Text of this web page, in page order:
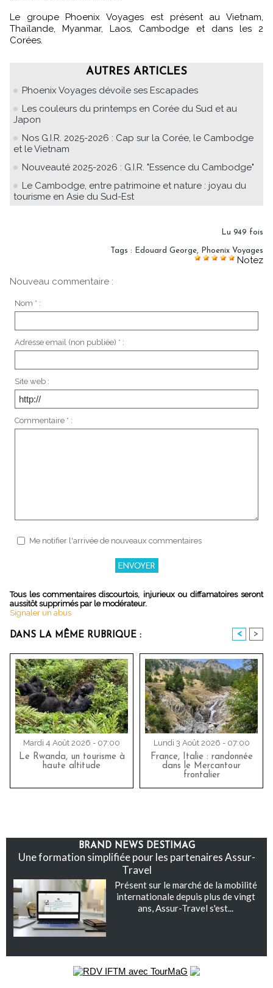
Le groupe Phoenix Voyages est présent au Vietnam,
Thaïlande, Myanmar, Laos, Cambodge et dans les 2
Corées.
AUTRES ARTICLES
Phoenix Voyages dévoile ses Escapades
Les couleurs du printemps en Corée du Sud et au
Japon
Nos G.I.R. 2025-2026 : Cap sur la Corée, le Cambodge
et le Vietnam
Nouveauté 2025-2026 : G.I.R. "Essence du Cambodge"
Le Cambodge, entre patrimoine et nature : joyau du
tourisme en Asie du Sud-Est
Lu 949 fois
Tags : Edouard George, Phoenix Voyages
Notez
Nouveau commentaire :
Nom * :
Adresse email (non publiée) * :
Site web :
Commentaire * :
Me notifier l'arrivée de nouveaux commentaires
Tous les commentaires discourtois, injurieux ou diffamatoires seront
aussitôt supprimés par le modérateur.
Signaler un abus
DANS LA MÊME RUBRIQUE : < >
Mardi 4 Août 2026 - 07:00
Le Rwanda, un tourisme à
haute altitude
Lundi 3 Août 2026 - 07:00
France, Italie : randonnée
dans le Mercantour
frontalier
BRAND NEWS DESTIMAG
Une formation simplifiée pour les partenaires Assur-
Travel
Présent sur le marché de la mobilité
internationale depuis plus de vingt
ans, Assur-Travel s'est...